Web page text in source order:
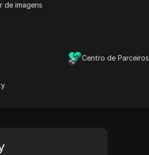
de imagens
Centro de Parceiros